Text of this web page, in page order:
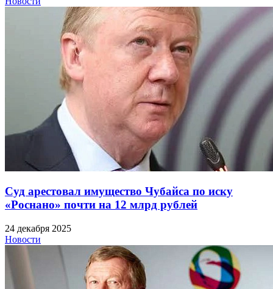
Суд арестовал имущество Чубайса по иску
«Роснано» почти на 12 млрд рублей
24 декабря 2025
Новости